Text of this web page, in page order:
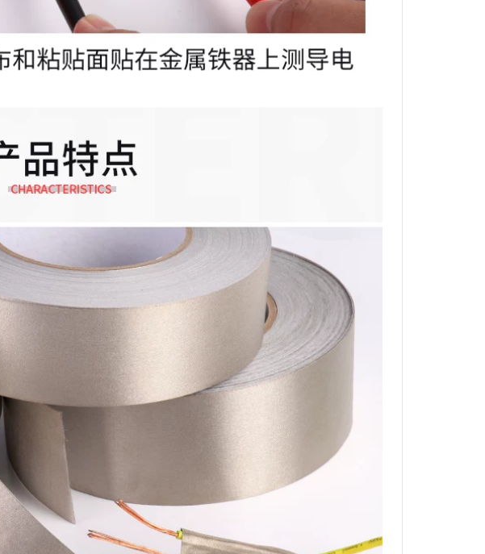
xả
lõi
hai
sửa
dày
độ
keo
dày
vi
kín,
sợi
bảo
tinh